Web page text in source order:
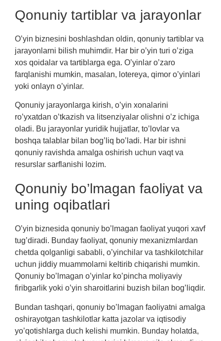
Qonuniy tartiblar va jarayonlar
O’yin biznesini boshlashdan oldin, qonuniy tartiblar va
jarayonlarni bilish muhimdir. Har bir o’yin turi o’ziga
xos qoidalar va tartiblarga ega. O’yinlar o’zaro
farqlanishi mumkin, masalan, lotereya, qimor o’yinlari
yoki onlayn o’yinlar.
Qonuniy jarayonlarga kirish, o’yin xonalarini
ro’yxatdan o’tkazish va litsenziyalar olishni o’z ichiga
oladi. Bu jarayonlar yuridik hujjatlar, to’lovlar va
boshqa talablar bilan bog’liq bo’ladi. Har bir ishni
qonuniy ravishda amalga oshirish uchun vaqt va
resurslar sarflanishi lozim.
Qonuniy bo’lmagan faoliyat va
uning oqibatlari
O’yin biznesida qonuniy bo’lmagan faoliyat yuqori xavf
tug’diradi. Bunday faoliyat, qonuniy mexanizmlardan
chetda qolganligi sababli, o’yinchilar va tashkilotchilar
uchun jiddiy muammolarni keltirib chiqarishi mumkin.
Qonuniy bo’lmagan o’yinlar ko’pincha moliyaviy
firibgarlik yoki o’yin sharoitlarini buzish bilan bog’liqdir.
Bundan tashqari, qonuniy bo’lmagan faoliyatni amalga
oshirayotgan tashkilotlar katta jazolar va iqtisodiy
yo’qotishlarga duch kelishi mumkin. Bunday holatda,